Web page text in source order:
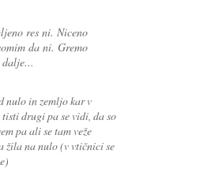
res ni. Niceno
da ni. Gremo
nulo in zemljo kar v
drugi pa se vidi, da so
pa ali se tam veže
žila na nulo (v vtičnici se